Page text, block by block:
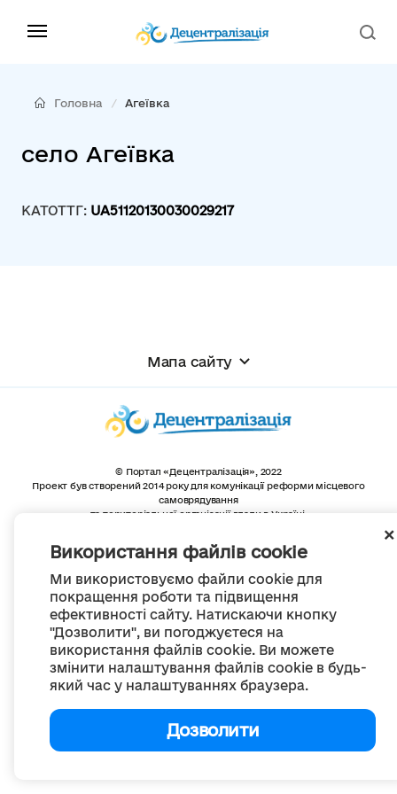
Використання файлів cookie
Ми використовуємо файли cookie для
покращення роботи та підвищення
ефективності сайту. Натискаючи кнопку
"Дозволити", ви погоджуєтеся на
використання файлів cookie. Ви можете
змінити налаштування файлів cookie в будь-
який час у налаштуваннях браузера.
Дозволити
Головна Агеївка
село Агеївка
КАТОТТГ: UA51120130030029217
Мапа сайту
© Портал «Децентралізація», 2022
Проект був створений 2014 року для комунікації реформи місцевого
самоврядування
та територіальної організації влади в Україні.
Весь контент доступний за ліцензією
Creative Commons Attribution 4.0 International license,
якщо не зазначено інше